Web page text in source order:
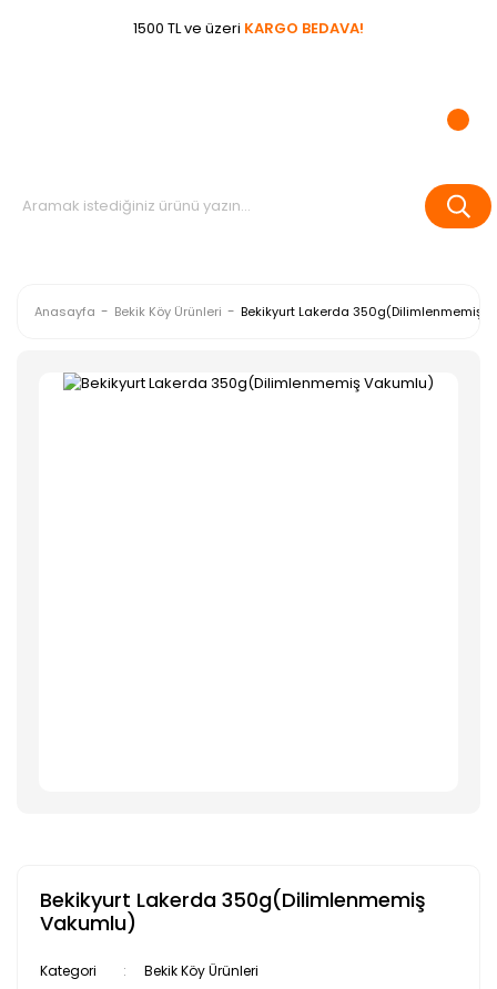
1500 TL ve üzeri KARGO BEDAVA!
Anasayfa Bekik Köy Ürünleri Bekikyurt Lakerda 350g(Dilimlenmemiş
Bekikyurt Lakerda 350g(Dilimlenmemiş
Vakumlu)
Kategori
Bekik Köy Ürünleri